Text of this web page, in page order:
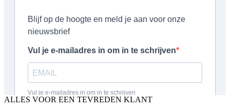
ALLES VOOR EEN TEVREDEN KLANT